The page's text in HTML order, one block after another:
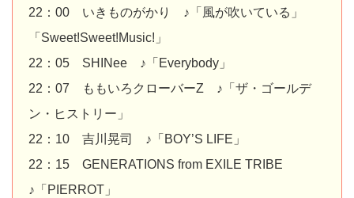
22：00 いきものがかり ♪「風が吹いている」
「Sweet!Sweet!Music!」
22：05 SHINee ♪「Everybody」
22：07 ももいろクローバーZ ♪「ザ・ゴールデ
ン・ヒストリー」
22：10 吉川晃司 ♪「BOY’S LIFE」
22：15 GENERATIONS from EXILE TRIBE
♪「PIERROT」